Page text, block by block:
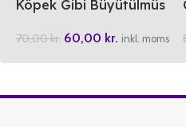
Köpek Gibi Büyütülmüs
70,00kr. 60,00 kr. inkl. moms